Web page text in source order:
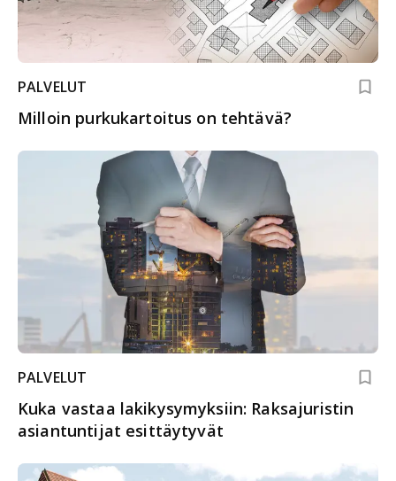
PALVELUT
Milloin purkukartoitus on tehtävä?
PALVELUT
Kuka vastaa lakikysymyksiin: Raksajuristin
asiantuntijat esittäytyvät